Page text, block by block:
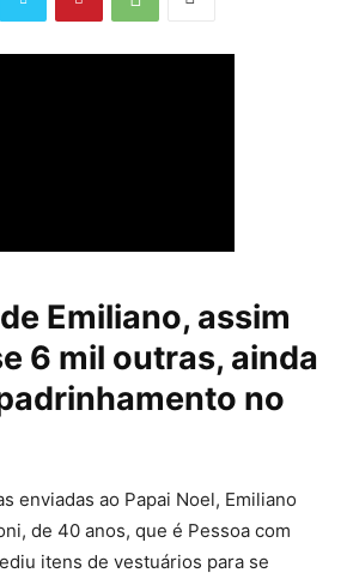
Emiliano, assim
6 mil outras, ainda
no
enviadas ao Papai Noel, Emiliano
de 40 anos, que é Pessoa com
itens de vestuários para se